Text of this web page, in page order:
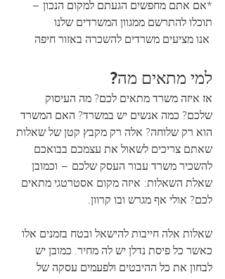
*אם אתם מחפשים הגעתם למקום הנכון –
תוכלו להתרשם ממגוון המשרדים שלנו
למי מתאים מה?
אז איזה משרד מתאים לכם? מה העיסוק
שלכם? כמה אנשים יש במשרד? האם המשרד
הוא רק שלוחה? אלה רק מקבץ קטן של שאלות
שאתם צריכים לשאול את עצמכם בבואכם
להשכיר משרד עבור העסק שלכם – וכמובן
שאלת השאלות: איזה מקום אסטרטגי מתאים
לכם? אולי אף מגרש ובו קרוון.
שאלות אלה חייבות להישאל ובטח בזמנים אלו
כאשר כל פיסת נדלן יש לה מחיר. כמובן יש
לבחון את כל ההיבטים ולפעמים עסקה של